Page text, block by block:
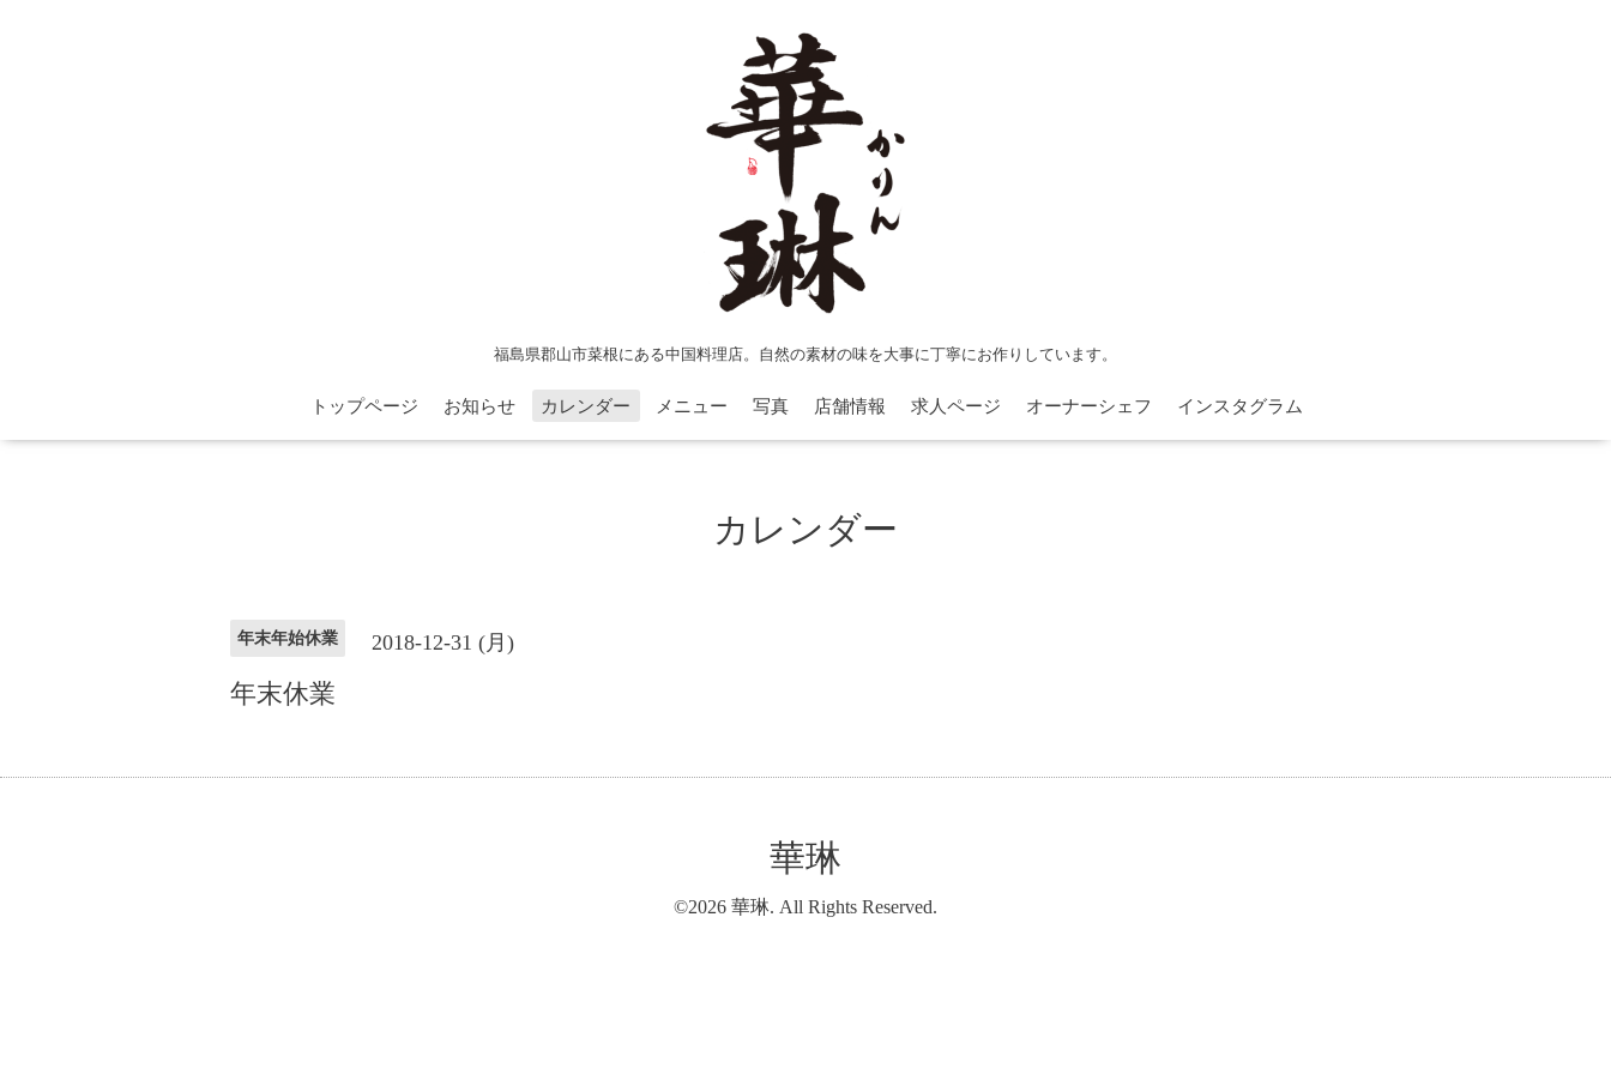
福島県郡山市菜根にある中国料理店。自然の素材の味を大事に丁寧にお作りしています。
トップページ お知らせ カレンダー メニュー 写真 店舗情報 求人ページ オーナーシェフ インスタグラム
カレンダー
年末年始休業 2018-12-31 (月)
年末休業
華琳
©2026 華琳. All Rights Reserved.